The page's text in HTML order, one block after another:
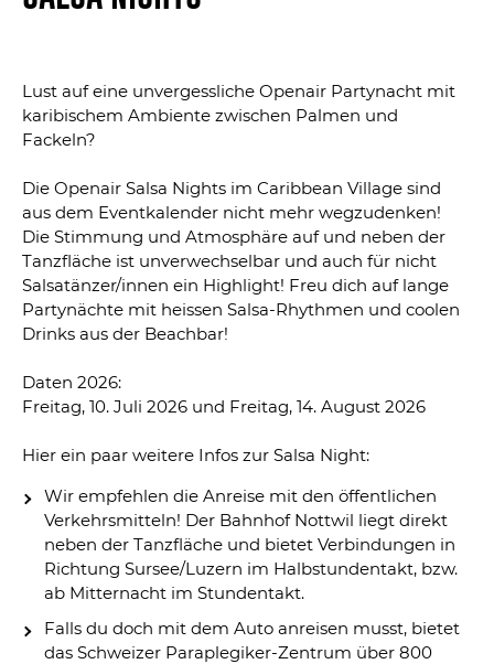
Lust auf eine unvergessliche Openair Partynacht mit
karibischem Ambiente zwischen Palmen und
Fackeln?
Die Openair Salsa Nights im Caribbean Village sind
aus dem Eventkalender nicht mehr wegzudenken!
Die Stimmung und Atmosphäre auf und neben der
Tanzfläche ist unverwechselbar und auch für nicht
Salsatänzer/innen ein Highlight! Freu dich auf lange
Partynächte mit heissen Salsa-Rhythmen und coolen
Drinks aus der Beachbar!
Daten 2026:
Freitag, 10. Juli 2026 und Freitag, 14. August 2026
Hier ein paar weitere Infos zur Salsa Night:
Wir empfehlen die Anreise mit den öffentlichen
Verkehrsmitteln! Der Bahnhof Nottwil liegt direkt
neben der Tanzfläche und bietet Verbindungen in
Richtung Sursee/Luzern im Halbstundentakt, bzw.
ab Mitternacht im Stundentakt.
Falls du doch mit dem Auto anreisen musst, bietet
das Schweizer Paraplegiker-Zentrum über 800